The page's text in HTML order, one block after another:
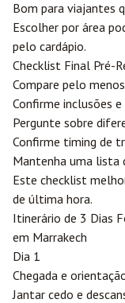
Bom para viajantes
Escolher por área
pelo cardápio.
Checklist Final Pré-
Compare pelo
Confirme inclusões
Pergunte sobre
Confirme timing de
Mantenha uma lista
Este checklist
de última hora.
Itinerário de 3 Dias
em Marrakech
Dia 1
Chegada e
Jantar cedo e